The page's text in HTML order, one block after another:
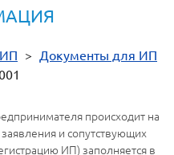
ИП > Документы для ИП
происходит на
и сопутствующих
ИП) заполняется в